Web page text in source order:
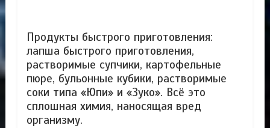
Продукты быстрого приготовления:
лапша быстрого приготовления,
растворимые супчики, картофельные
пюре, бульонные кубики, растворимые
соки типа «Юпи» и «Зуко». Всё это
сплошная химия, наносящая вред
организму.